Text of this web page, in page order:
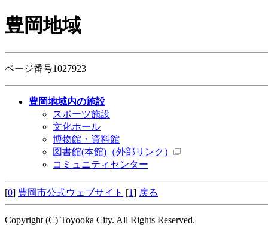
豊岡地域
ページ番号1027923
豊岡地域内の施設
スポーツ施設
文化ホール
博物館・資料館
図書館(本館) （外部リンク）
コミュニティセンター
[0] 豊岡市公式ウェブサイト [1] 戻る
Copyright (C) Toyooka City. All Rights Reserved.